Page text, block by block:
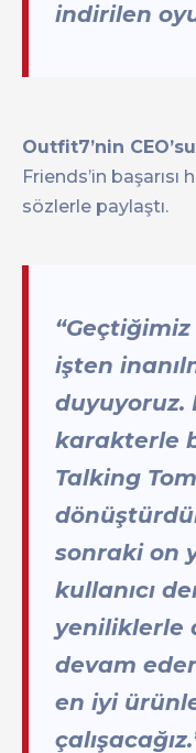
indirilen
Outfit7’nin
Friends’in
sözlerle paylaştı.
“Geçtiğimiz
işten
duyuyoruz.
karakterle
Talking
sonraki on
kullanıcı
yeniliklerle
devam
en iyi